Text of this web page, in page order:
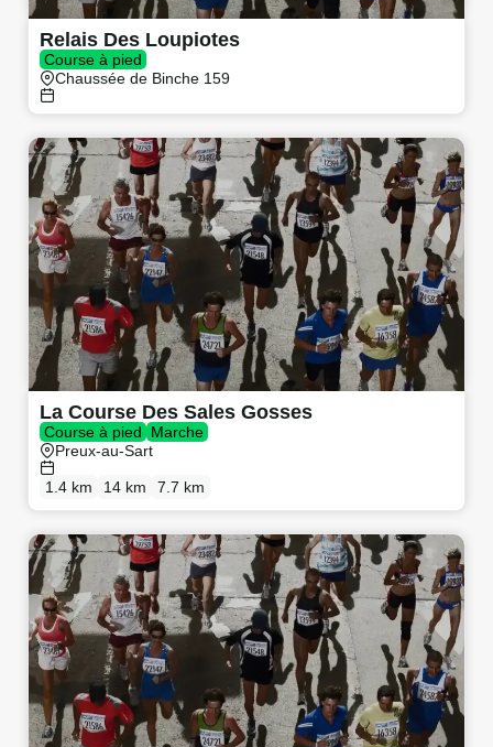
Relais Des Loupiotes
Course à pied
Chaussée de Binche 159
La Course Des Sales Gosses
Course à pied
Marche
Preux-au-Sart
1.4 km 14 km 7.7 km